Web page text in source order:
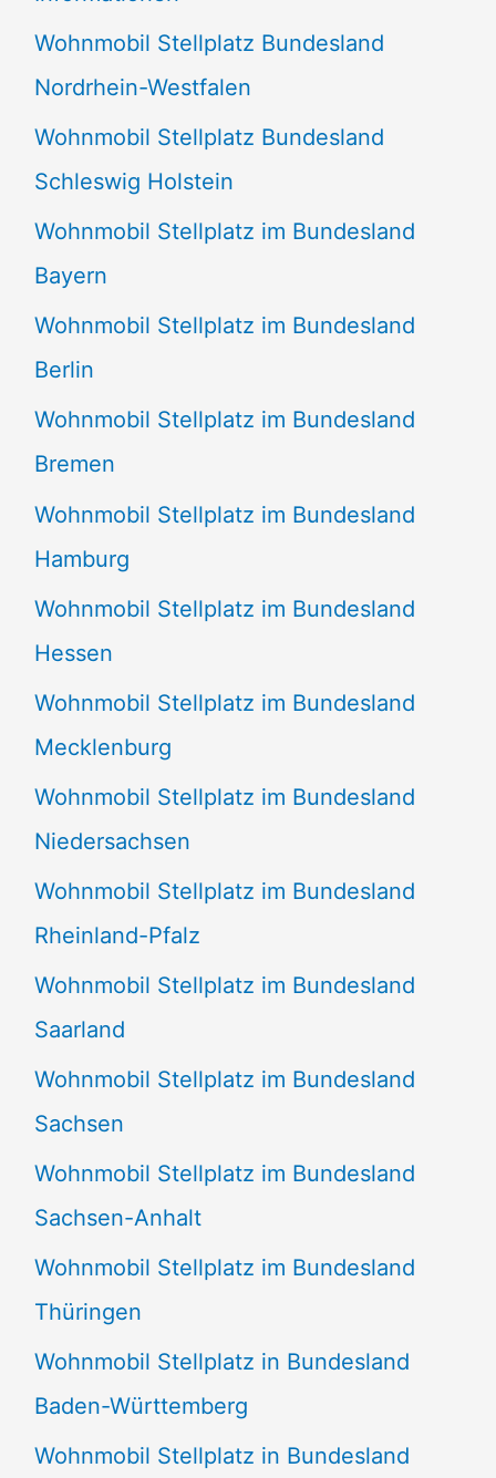
n
n
a
c
h
:
Wohnmobil Stellplatz Bundesland
Nordrhein-Westfalen
Wohnmobil Stellplatz Bundesland
Schleswig Holstein
Wohnmobil Stellplatz im Bundesland
Bayern
Wohnmobil Stellplatz im Bundesland
Berlin
Wohnmobil Stellplatz im Bundesland
Bremen
Wohnmobil Stellplatz im Bundesland
Hamburg
Wohnmobil Stellplatz im Bundesland
Hessen
Wohnmobil Stellplatz im Bundesland
Mecklenburg
Wohnmobil Stellplatz im Bundesland
Niedersachsen
Wohnmobil Stellplatz im Bundesland
Rheinland-Pfalz
Wohnmobil Stellplatz im Bundesland
Saarland
Wohnmobil Stellplatz im Bundesland
Sachsen
Wohnmobil Stellplatz im Bundesland
Sachsen-Anhalt
Wohnmobil Stellplatz im Bundesland
Thüringen
Wohnmobil Stellplatz in Bundesland
Baden-Württemberg
Wohnmobil Stellplatz in Bundesland